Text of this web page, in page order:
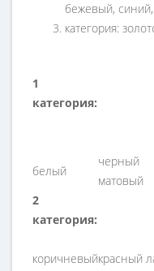
бежевый,
категория:
1
категория:
белый
черный
матовый
2
категория:
коричневыйкрасный